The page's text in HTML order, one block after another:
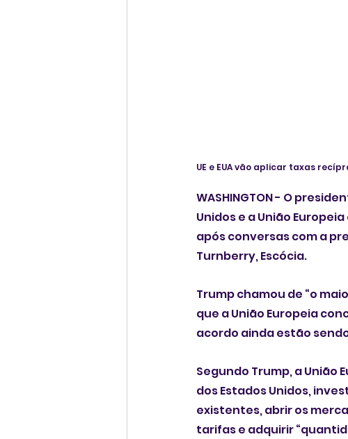
UE e EUA vão aplicar taxas
WASHINGTON - O
Unidos e a União
após conversas com a
Turnberry, Escócia.
Trump chamou de “o
que a União Europeia
acordo ainda estão
Segundo Trump, a União
dos Estados Unidos,
existentes, abrir os
tarifas e adquirir